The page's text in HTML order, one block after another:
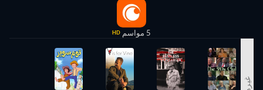
5 مواسم HD
غيرها